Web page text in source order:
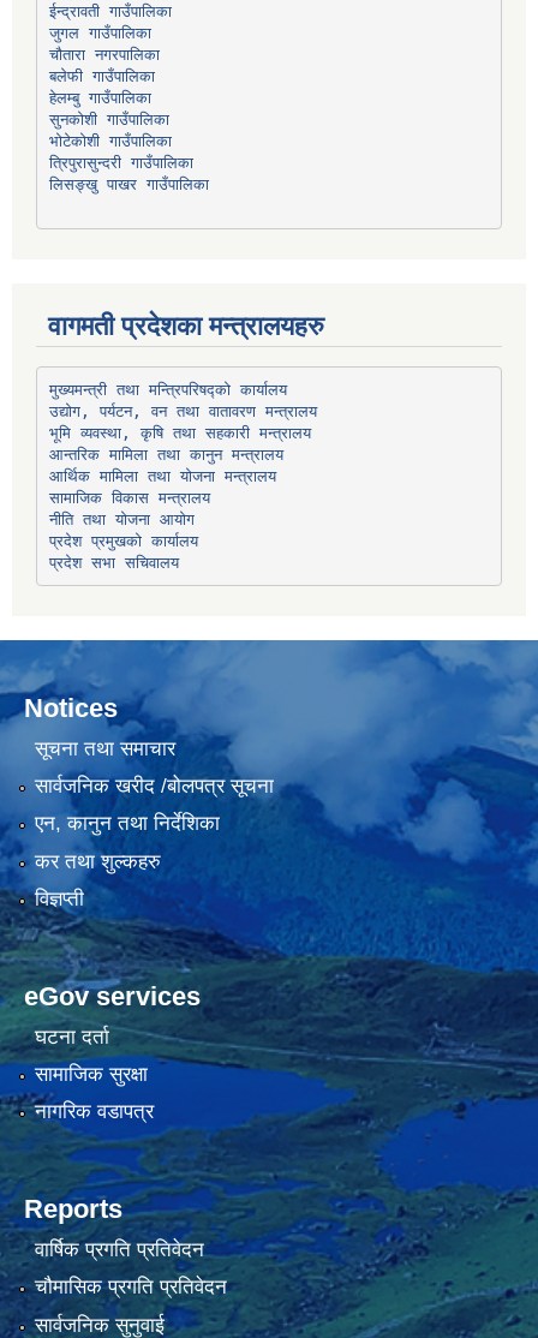
ईन्द्रावती गाउँपालिका
जुगल गाउँपालिका
चौतारा नगरपालिका
बलेफी गाउँपालिका
हेलम्बु गाउँपालिका
सुनकोशी गाउँपालिका
भोटेकोशी गाउँपालिका
त्रिपुरासुन्दरी गाउँपालिका
लिसङ्खु पाखर गाउँपालिका
वागमती प्रदेशका मन्त्रालयहरु
मुख्यमन्त्री तथा मन्त्रिपरिषद्को कार्यालय
उद्योग, पर्यटन, वन तथा वातावरण मन्त्रालय
भूमि व्यवस्था, कृषि तथा सहकारी मन्त्रालय
आन्तरिक मामिला तथा कानुन मन्त्रालय
आर्थिक मामिला तथा योजना मन्त्रालय
सामाजिक विकास मन्त्रालय
नीति तथा योजना आयोग
प्रदेश प्रमुखको कार्यालय
प्रदेश सभा सचिवालय
Notices
सूचना तथा समाचार
सार्वजनिक खरीद /बोलपत्र सूचना
एन, कानुन तथा निर्देशिका
कर तथा शुल्कहरु
विज्ञप्ती
eGov services
घटना दर्ता
सामाजिक सुरक्षा
नागरिक वडापत्र
Reports
वार्षिक प्रगति प्रतिवेदन
चौमासिक प्रगति प्रतिवेदन
सार्वजनिक सुनुवाई